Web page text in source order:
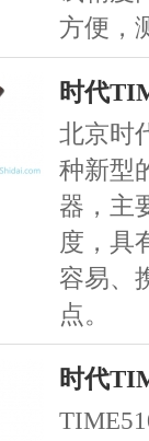
方便，
时代
北京时
种新型
器，主
度，具
容易、
点。
时代